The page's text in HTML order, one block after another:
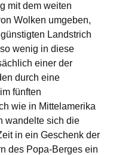
mit dem weiten
Wolken umgeben,
Landstrich
wenig in diese
einer der
durch eine
fünften
wie in Mittelamerika
wandelte sich die
in ein Geschenk der
des Popa-Berges ein